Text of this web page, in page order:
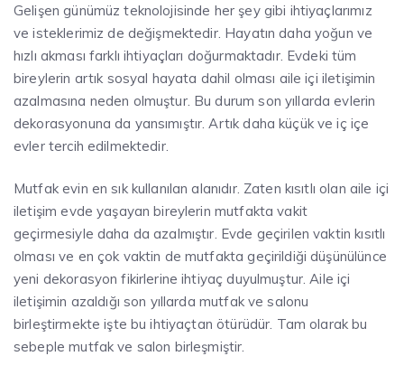
Gelişen günümüz teknolojisinde her şey gibi ihtiyaçlarımız
ve isteklerimiz de değişmektedir. Hayatın daha yoğun ve
hızlı akması farklı ihtiyaçları doğurmaktadır. Evdeki tüm
bireylerin artık sosyal hayata dahil olması aile içi iletişimin
azalmasına neden olmuştur. Bu durum son yıllarda evlerin
dekorasyonuna da yansımıştır. Artık daha küçük ve iç içe
evler tercih edilmektedir.
Mutfak evin en sık kullanılan alanıdır. Zaten kısıtlı olan aile içi
iletişim evde yaşayan bireylerin mutfakta vakit
geçirmesiyle daha da azalmıştır. Evde geçirilen vaktin kısıtlı
olması ve en çok vaktin de mutfakta geçirildiği düşünülünce
yeni dekorasyon fikirlerine ihtiyaç duyulmuştur. Aile içi
iletişimin azaldığı son yıllarda mutfak ve salonu
birleştirmekte işte bu ihtiyaçtan ötürüdür. Tam olarak bu
sebeple mutfak ve salon birleşmiştir.